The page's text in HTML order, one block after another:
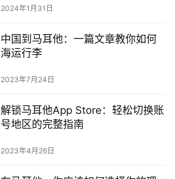
2024年1月31日
中国到马耳他：一篇文章教你如何
海运行李
2023年7月24日
解锁马耳他App Store：轻松切换账
号地区的完整指南
2023年4月26日